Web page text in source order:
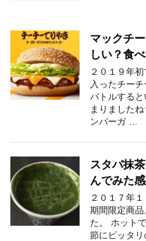
マックチ
しい？食
２０１９年
入ったチー
バトルする
まりました
ンバーガ …
スタバ抹
んでみた
２０１７年
期間限定商
た。 ホット
節にピッタ